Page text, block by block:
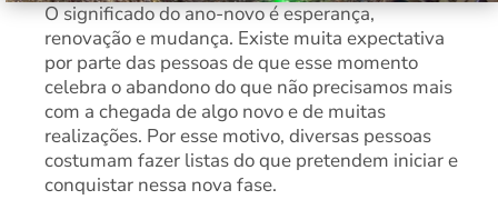
O significado do ano-novo é esperança,
renovação e mudança. Existe muita expectativa
por parte das pessoas de que esse momento
celebra o abandono do que não precisamos mais
com a chegada de algo novo e de muitas
realizações. Por esse motivo, diversas pessoas
costumam fazer listas do que pretendem iniciar e
conquistar nessa nova fase.